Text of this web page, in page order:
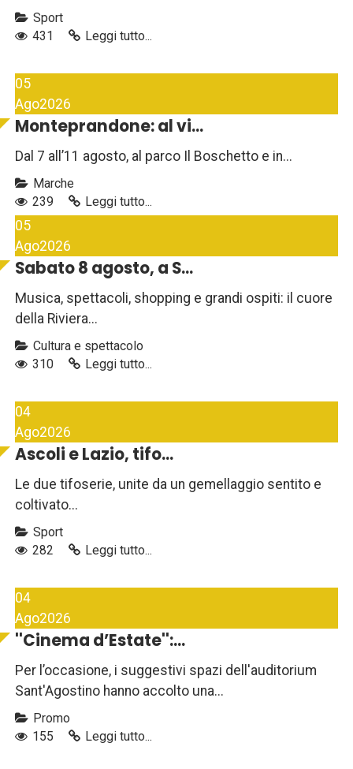
Sport
431
Leggi tutto...
05
Ago2026
Monteprandone: al vi...
Dal 7 all’11 agosto, al parco Il Boschetto e in...
Marche
239
Leggi tutto...
05
Ago2026
Sabato 8 agosto, a S...
Musica, spettacoli, shopping e grandi ospiti: il cuore
della Riviera...
Cultura e spettacolo
310
Leggi tutto...
04
Ago2026
Ascoli e Lazio, tifo...
Le due tifoserie, unite da un gemellaggio sentito e
coltivato...
Sport
282
Leggi tutto...
04
Ago2026
''Cinema d’Estate'':...
Per l’occasione, i suggestivi spazi dell'auditorium
Sant'Agostino hanno accolto una...
Promo
155
Leggi tutto...